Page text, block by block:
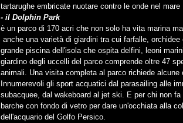
tartarughe embricate nuotare contro le onde nel mare
- il Dolphin Park
è un parco di 170 acri che non solo ha vita marina ma
anche una varietà di giardini tra cui farfalle,
grande piscina dell'isola che ospita delfini, leoni marini
giardino degli uccelli del parco comprende oltre 47
animali. Una visita completa al parco richiede alcune
Innumerevoli gli sport acquatici dal parasailing alle
subacquee, dal wakeboard al jet ski. E per chi non
barche con fondo di vetro per dare un'occhiata alla
dell'acquario del Golfo Persico.